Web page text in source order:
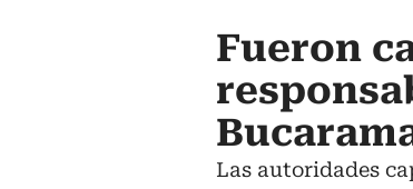
Fueron
Las autoridades